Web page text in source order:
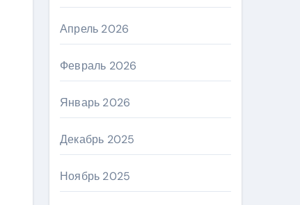
Апрель 2026
Февраль 2026
Январь 2026
Декабрь 2025
Ноябрь 2025